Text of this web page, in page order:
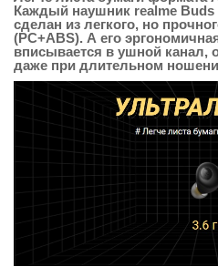
Каждый наушник realme Buds
сделан из легкого, но
(PC+ABS). А его
вписывается в ушной канал,
даже при длительном